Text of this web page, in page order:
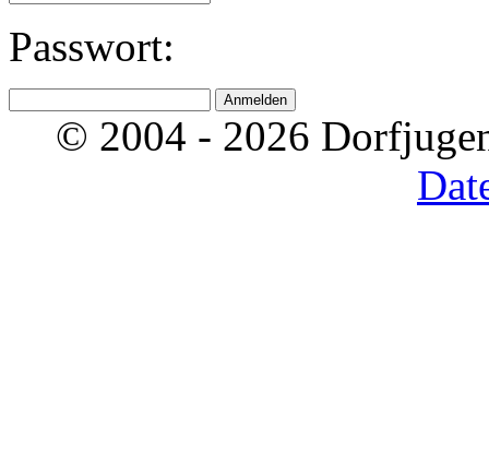
Passwort:
© 2004 - 2026